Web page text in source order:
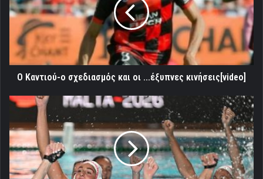
σχεδιασμός
και
...έξυπνες
κινήσεις[video]
Ο Καντιού-ο σχεδιασμός και οι ...έξυπνες κινήσεις[video]
Ολυμπιακός:
Πρωταθλήτριες
Ευρώπης
4Χ4!